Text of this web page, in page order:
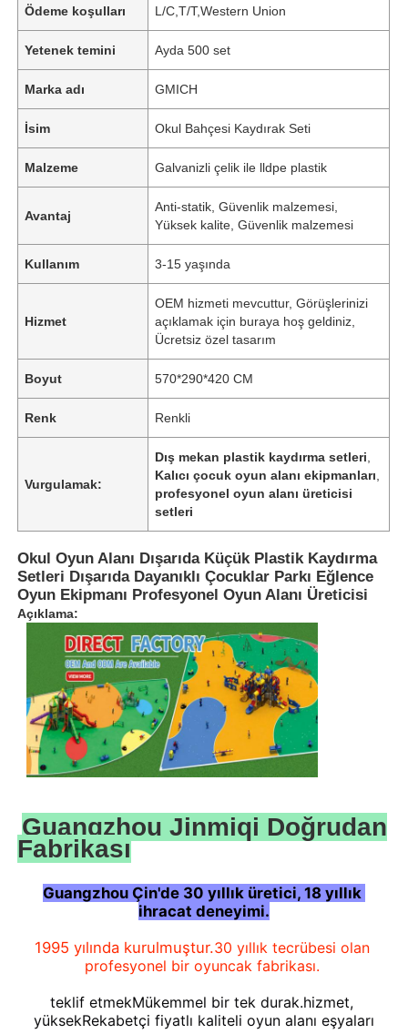
Bizim Hakkımızda
Ödeme koşulları L/C,T/T,Western Union
Yetenek temini Ayda 500 set
Marka adı GMICH
İsim Okul Bahçesi Kaydırak Seti
Malzeme Galvanizli çelik ile lldpe plastik
Avantaj
Anti-statik, Güvenlik malzemesi,
Yüksek kalite, Güvenlik malzemesi
Kullanım 3-15 yaşında
Hizmet
OEM hizmeti mevcuttur, Görüşlerinizi
açıklamak için buraya hoş geldiniz,
Ücretsiz özel tasarım
Boyut 570*290*420 CM
Renk Renkli
Vurgulamak:
Dış mekan plastik kaydırma setleri
Kalıcı çocuk oyun alanı ekipmanları
profesyonel oyun alanı üreticisi
setleri
Okul Oyun Alanı Dışarıda Küçük Plastik Kaydırma
Setleri Dışarıda Dayanıklı Çocuklar Parkı Eğlence
Oyun Ekipmanı Profesyonel Oyun Alanı Üreticisi
Açıklama:
Guangzhou Jinmiqi Doğrudan
Fabrikası
Guangzhou Çin'de 30 yıllık üretici, 18 yıllık
ihracat deneyimi.
1995 yılında kurulmuştur.30 yıllık tecrübesi olan
profesyonel bir oyuncak fabrikası.
teklif etmekMükemmel bir tek durak.hizmet,
yüksekRekabetçi fiyatlı kaliteli oyun alanı eşyaları